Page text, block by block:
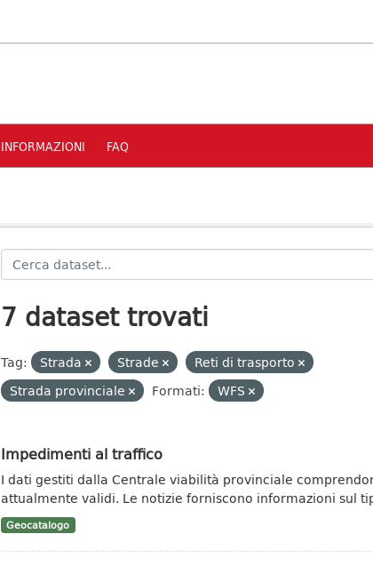
INFORMAZIONI FAQ
7 dataset trovati
Tag: Strada Strade
Reti di trasporto
Strada provinciale
Formati: WFS
Impedimenti al traffico
I dati gestiti dalla Centrale viabilità provinciale
attualmente validi. Le notizie forniscono informazioni sul
Geocatalogo